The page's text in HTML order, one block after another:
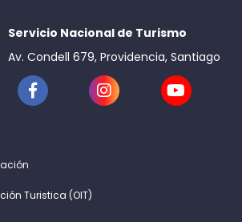
Servicio Nacional de Turismo
Av. Condell 679, Providencia, Santiago
Turistica (OIT)